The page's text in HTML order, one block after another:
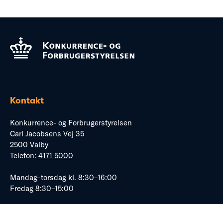
Kontakt
Konkurrence- og Forbrugerstyrelsen
Carl Jacobsens Vej 35
2500 Valby
Telefon: 4171 5000
Mandag–torsdag kl. 8:30–16:00
Fredag 8:30–15:00